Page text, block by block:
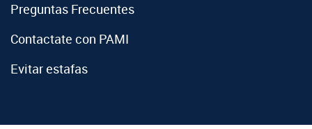
Preguntas Frecuentes
Contactate con PAMI
Evitar estafas